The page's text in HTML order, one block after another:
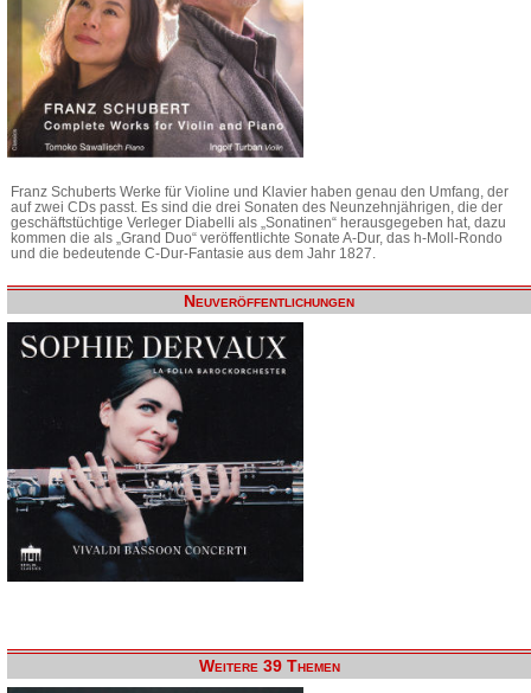
Franz Schuberts Werke für Violine und Klavier haben genau den Umfang, der
auf zwei CDs passt. Es sind die drei Sonaten des Neunzehnjährigen, die der
geschäftstüchtige Verleger Diabelli als „Sonatinen“ herausgegeben hat, dazu
kommen die als „Grand Duo“ veröffentlichte Sonate A-Dur, das h-Moll-Rondo
und die bedeutende C-Dur-Fantasie aus dem Jahr 1827.
Neuveröffentlichungen
Weitere 39 Themen